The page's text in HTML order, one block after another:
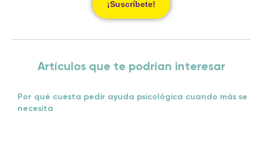
¡Suscríbete!
Artículos que te podrían interesar
Por qué cuesta pedir ayuda psicológica cuando más se
necesita